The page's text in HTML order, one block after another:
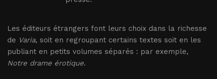
Les éditeurs étrangers font leurs choix dans la richesse
de Varia, soit en regroupant certains textes soit en les
publiant en petits volumes séparés : par exemple,
Notre drame érotique.